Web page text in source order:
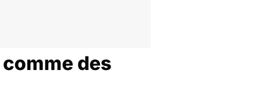
comme des